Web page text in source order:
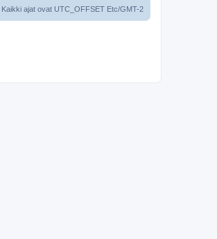
Kaikki ajat ovat UTC_OFFSET Etc/GMT-2